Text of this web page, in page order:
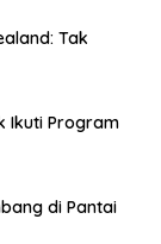
Tak
Ikuti Program
di Pantai